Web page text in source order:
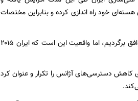
خود راه اندازی کرده و بنابراین مختصات
وی بر همین اساس ادعا کرد: شاید آن‌ها بلحاظ سیاسی مایل باشند بگویند که باید به آن توافق برگردیم، اما واقعیت این است که ایران ۲۰۱۵
کاهش دسترسی‌های آژانس را تکرار و عنوان کرد